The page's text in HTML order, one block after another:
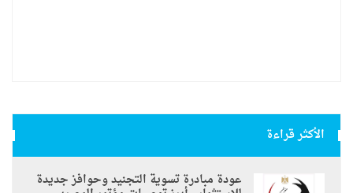
الأكثر قراءة
عودة مبادرة تسوية التجنيد وحوافز جديدة